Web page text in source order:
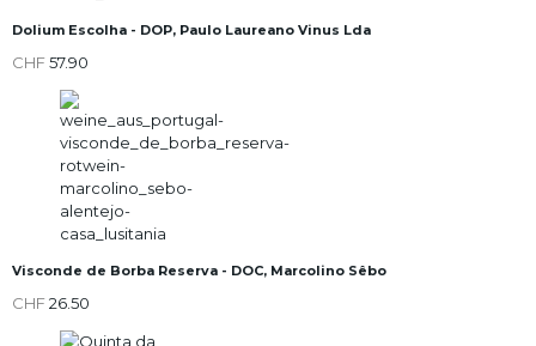
Dolium Escolha - DOP, Paulo Laureano Vinus Lda
CHF57.90
Visconde de Borba Reserva - DOC, Marcolino Sêbo
CHF26.50